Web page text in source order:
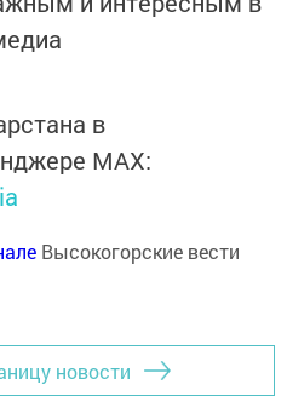
в
MАХ:
Высокогорские вести
новости